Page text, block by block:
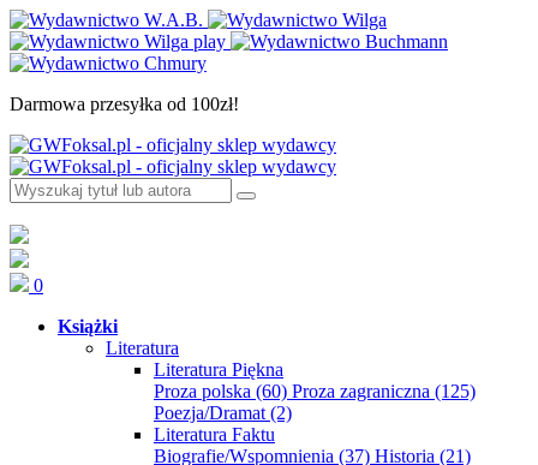
Darmowa przesyłka od 100zł!
0
Książki
Literatura
Literatura Piękna
Proza polska (60) Proza zagraniczna (125)
Poezja/Dramat (2)
Literatura Faktu
Biografie/Wspomnienia (37) Historia (21)